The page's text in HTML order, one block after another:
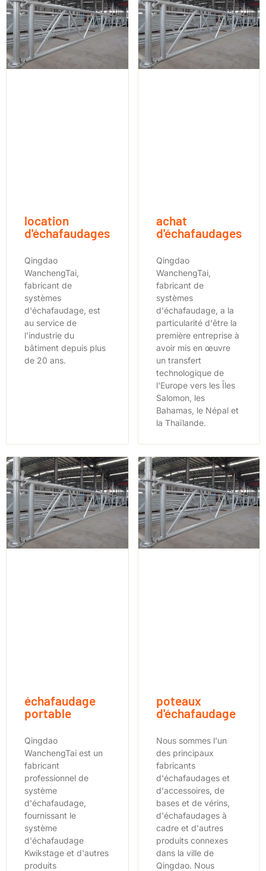
location
d'échafaudages
Qingdao
WanchengTai,
fabricant de
systèmes
d'échafaudage, est
au service de
l'industrie du
bâtiment depuis plus
de 20 ans.
achat
d'échafaudages
Qingdao
WanchengTai,
fabricant de
systèmes
d'échafaudage, a la
particularité d'être la
première entreprise à
avoir mis en œuvre
un transfert
technologique de
l'Europe vers les Îles
Salomon, les
Bahamas, le Népal et
la Thaïlande.
échafaudage
portable
Qingdao
WanchengTai est un
fabricant
professionnel de
système
d'échafaudage,
fournissant le
système
d'échafaudage
Kwikstage et d'autres
produits
poteaux
d'échafaudage
Nous sommes l'un
des principaux
fabricants
d'échafaudages et
d'accessoires, de
bases et de vérins,
d'échafaudages à
cadre et d'autres
produits connexes
dans la ville de
Qingdao. Nous